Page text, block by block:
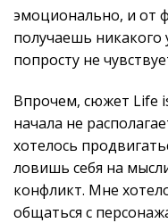
эмоционально, и от
получаешь
попросту не
Впрочем, сюжет Life
начала не
хотелось
ловишь себя на
конфликт. Мне
общаться с